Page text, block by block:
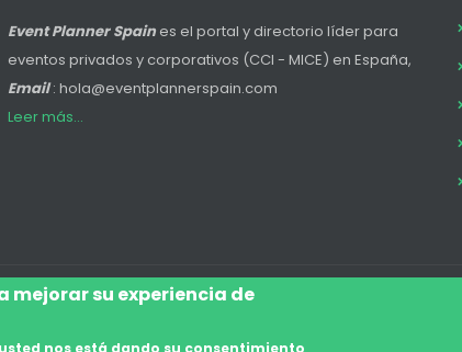
Event Planner Spaines el portal y directorio líder para
eventos privados y corporativos (CCI - MICE) en España,
Email: hola@eventplannerspain.com
Leer más...
Footer
mejorar su experiencia de
nos está dando su consentimiento